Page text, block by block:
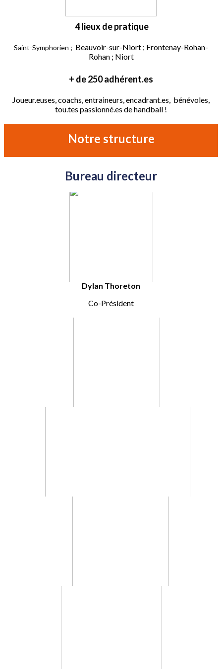
4 lieux de pratique
Saint-Symphorien ; Beauvoir-sur-Niort ; Frontenay-Rohan-
Rohan ; Niort
+ de 250 adhérent.es
Joueur.euses, coachs, entraineurs, encadrant.es, bénévoles,
tou.tes passionné.es de handball !
Notre structure
Bureau directeur
Dylan Thoreton
Co-Président